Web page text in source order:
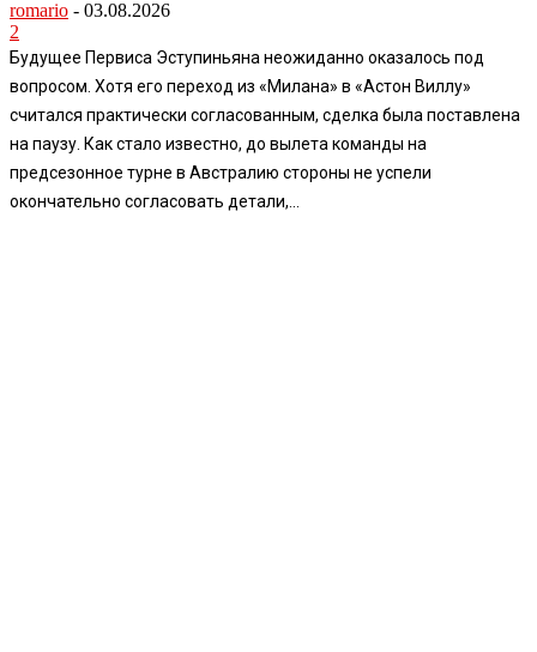
romario - 03.08.2026
2
Будущее Первиса Эступиньяна неожиданно оказалось под
вопросом. Хотя его переход из «Милана» в «Астон Виллу»
считался практически согласованным, сделка была поставлена
на паузу. Как стало известно, до вылета команды на
предсезонное турне в Австралию стороны не успели
окончательно согласовать детали,...